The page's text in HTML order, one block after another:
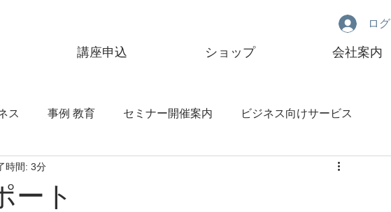
講座申込 ショップ 会社案内
ログ
ス 事例 教育 セミナー開催案内 ビジネス向けサービス
bern
ート
時間: 3分